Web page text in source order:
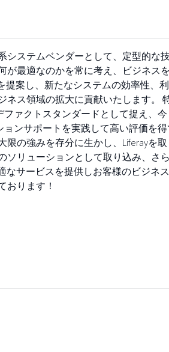
システムベンダーとして、定型的な
最適なのかを常に考え、ビジネス
提案し、新たなシステムの効率性、
ネス領域の拡大に貢献いたします。
ァクトスタンダードとして捉え、
ンサポートを実践して高い評価を
の強みを存分に生かし、Liferayを
ソリューションとして取り込み、さ
なサービスを提供しお客様のビジネ
おります！